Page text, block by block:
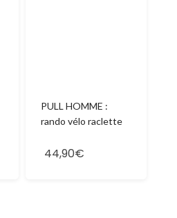
PULL HOMME :
rando vélo raclette
44,90€